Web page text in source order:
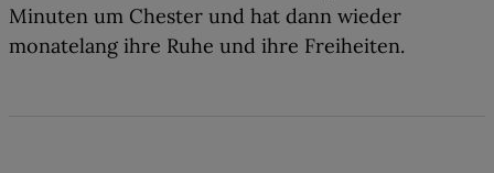
Minuten um Chester und hat dann wieder
monatelang ihre Ruhe und ihre Freiheiten.